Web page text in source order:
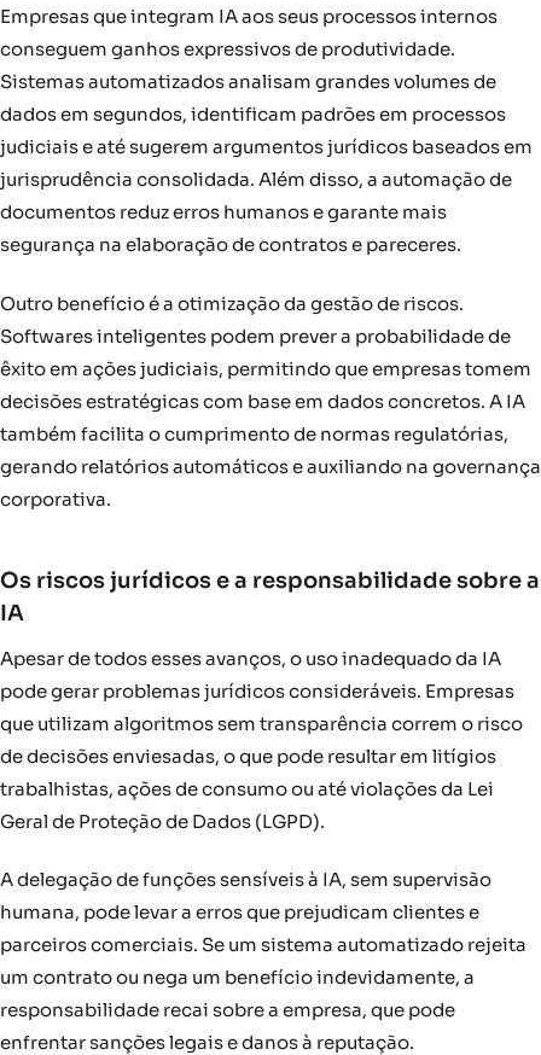
Empresas que integram IA aos seus processos internos
conseguem ganhos expressivos de produtividade.
Sistemas automatizados analisam grandes volumes de
dados em segundos, identificam padrões em processos
judiciais e até sugerem argumentos jurídicos baseados em
jurisprudência consolidada. Além disso, a automação de
documentos reduz erros humanos e garante mais
segurança na elaboração de contratos e pareceres.
Outro benefício é a otimização da gestão de riscos.
Softwares inteligentes podem prever a probabilidade de
êxito em ações judiciais, permitindo que empresas tomem
decisões estratégicas com base em dados concretos. A IA
também facilita o cumprimento de normas regulatórias,
gerando relatórios automáticos e auxiliando na governança
corporativa.
Os riscos jurídicos e a responsabilidade sobre a
IA
Apesar de todos esses avanços, o uso inadequado da IA
pode gerar problemas jurídicos consideráveis. Empresas
que utilizam algoritmos sem transparência correm o risco
de decisões enviesadas, o que pode resultar em litígios
trabalhistas, ações de consumo ou até violações da Lei
Geral de Proteção de Dados (LGPD).
A delegação de funções sensíveis à IA, sem supervisão
humana, pode levar a erros que prejudicam clientes e
parceiros comerciais. Se um sistema automatizado rejeita
um contrato ou nega um benefício indevidamente, a
responsabilidade recai sobre a empresa, que pode
enfrentar sanções legais e danos à reputação.